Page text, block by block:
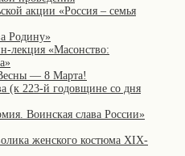
акции «Россия – семья
Родину»
лекция «Масонство:
— 8 Марта!
(к 223-й годовщине со дня
Воинская слава России»
женского костюма XIX-